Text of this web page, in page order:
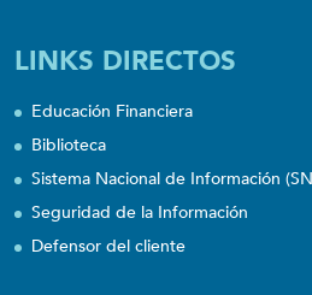
LINKS DIRECTOS
Educación Financiera
Biblioteca
Sistema Nacional de Información
Seguridad de la Información
Defensor del cliente